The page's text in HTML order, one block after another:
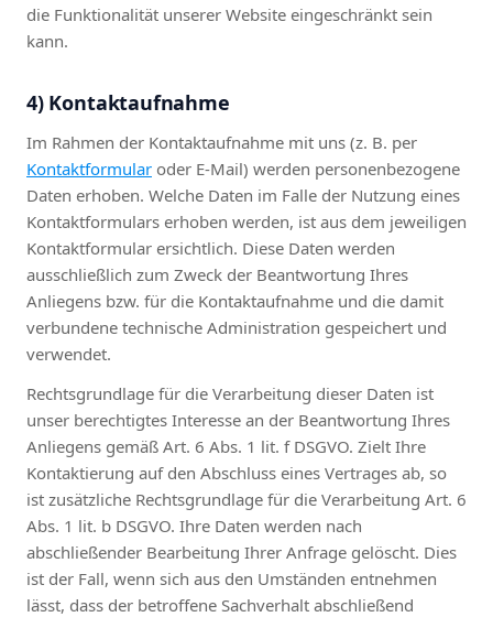
die Funktionalität unserer Website eingeschränkt sein
kann.
4) Kontaktaufnahme
Im Rahmen der Kontaktaufnahme mit uns (z. B. per
Kontaktformular oder E-Mail) werden personenbezogene
Daten erhoben. Welche Daten im Falle der Nutzung eines
Kontaktformulars erhoben werden, ist aus dem jeweiligen
Kontaktformular ersichtlich. Diese Daten werden
ausschließlich zum Zweck der Beantwortung Ihres
Anliegens bzw. für die Kontaktaufnahme und die damit
verbundene technische Administration gespeichert und
verwendet.
Rechtsgrundlage für die Verarbeitung dieser Daten ist
unser berechtigtes Interesse an der Beantwortung Ihres
Anliegens gemäß Art. 6 Abs. 1 lit. f DSGVO. Zielt Ihre
Kontaktierung auf den Abschluss eines Vertrages ab, so
ist zusätzliche Rechtsgrundlage für die Verarbeitung Art. 6
Abs. 1 lit. b DSGVO. Ihre Daten werden nach
abschließender Bearbeitung Ihrer Anfrage gelöscht. Dies
ist der Fall, wenn sich aus den Umständen entnehmen
lässt, dass der betroffene Sachverhalt abschließend